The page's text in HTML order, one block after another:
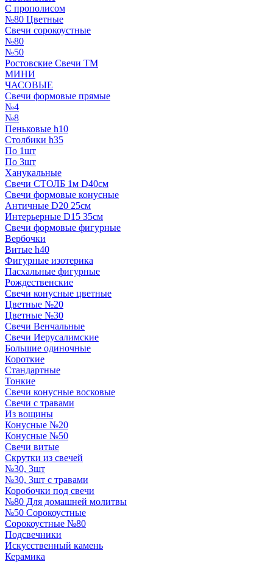
С прополисом
№80 Цветные
Свечи сорокоустные
№80
№50
Ростовские Свечи ТМ
МИНИ
ЧАСОВЫЕ
Свечи формовые прямые
№4
№8
Пеньковые h10
Столбики h35
По 1шт
По 3шт
Ханукальные
Свечи СТОЛБ 1м D40см
Свечи формовые конусные
Античные D20 25см
Интерьерные D15 35см
Свечи формовые фигурные
Вербочки
Витые h40
Фигурные изотерика
Пасхальные фигурные
Рождественские
Свечи конусные цветные
Цветные №20
Цветные №30
Свечи Венчальные
Свечи Иерусалимские
Большие одиночные
Короткие
Стандартные
Тонкие
Свечи конусные восковые
Свечи с травами
Из вощины
Конусные №20
Конусные №50
Свечи витые
Скрутки из свечей
№30, 3шт
№30, 3шт с травами
Коробочки под свечи
№80 Для домашней молитвы
№50 Сорокоустные
Сорокоустные №80
Подсвечники
Искусственный камень
Керамика